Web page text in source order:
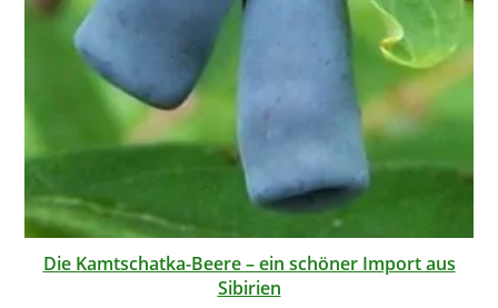
Die Kamtschatka-Beere – ein schöner Import aus
Sibirien